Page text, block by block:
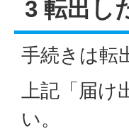
3 転出し
手続きは転
上記「届
い。